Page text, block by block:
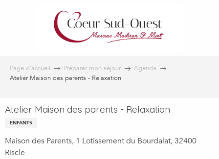
Page d’accueil Préparer mon séjour
Agenda
Atelier Maison des parents - Relaxation
Atelier Maison des parents - Relaxation
ENFANTS
Maison des Parents, 1 Lotissement du Bourdalat, 32400
Riscle